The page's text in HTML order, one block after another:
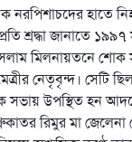
নরপিশাচদের হাতে
শ্রদ্ধা জানাতে
মিলনায়তনে
নেতৃবৃন্দ। সেটি
সভায় উপস্থিত হন
রিমুর মা জেলেনা